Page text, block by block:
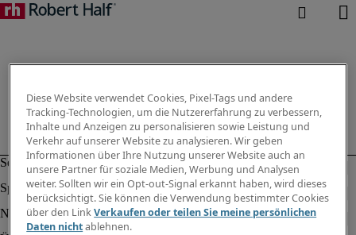
Diese Website verwendet Cookies, Pixel-Tags und andere
Tracking-Technologien, um die Nutzererfahrung zu verbessern,
Inhalte und Anzeigen zu personalisieren sowie Leistung und
Verkehr auf unserer Website zu analysieren. Wir geben
Informationen über Ihre Nutzung unserer Website auch an
unsere Partner für soziale Medien, Werbung und Analysen
weiter. Sollten wir ein Opt-out-Signal erkannt haben, wird dieses
berücksichtigt. Sie können die Verwendung bestimmter Cookies
über den LinkVerkaufen oder teilen Sie meine persönlichen
Daten nichtablehnen.